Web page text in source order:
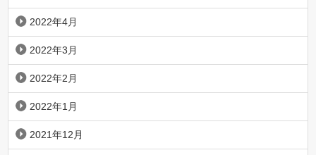
2022年4月
2022年3月
2022年2月
2022年1月
2021年12月